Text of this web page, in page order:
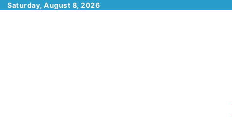
SkipSaturday, August 8, 2026